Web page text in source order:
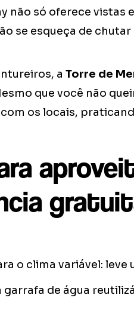
não só oferece
se esqueça de
a Torre de
que você não
os locais,
o clima variável: leve
garrafa de água